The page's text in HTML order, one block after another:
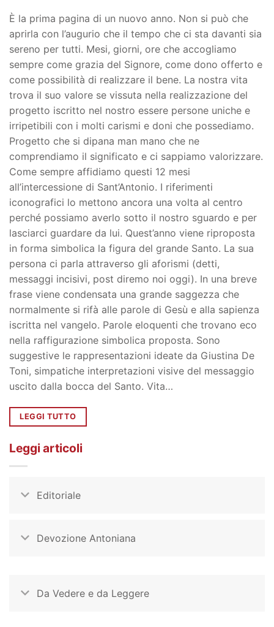
È la prima pagina di un nuovo anno. Non si può che
aprirla con l’augurio che il tempo che ci sta davanti sia
sereno per tutti. Mesi, giorni, ore che accogliamo
sempre come grazia del Signore, come dono offerto e
come possibilità di realizzare il bene. La nostra vita
trova il suo valore se vissuta nella realizzazione del
progetto iscritto nel nostro essere persone uniche e
irripetibili con i molti carismi e doni che possediamo.
Progetto che si dipana man mano che ne
comprendiamo il significato e ci sappiamo valorizzare.
Come sempre affidiamo questi 12 mesi
all’intercessione di Sant’Antonio. I riferimenti
iconografici lo mettono ancora una volta al centro
perché possiamo averlo sotto il nostro sguardo e per
lasciarci guardare da lui. Quest’anno viene riproposta
in forma simbolica la figura del grande Santo. La sua
persona ci parla attraverso gli aforismi (detti,
messaggi incisivi, post diremo noi oggi). In una breve
frase viene condensata una grande saggezza che
normalmente si rifà alle parole di Gesù e alla sapienza
iscritta nel vangelo. Parole eloquenti che trovano eco
nella raffigurazione simbolica proposta. Sono
suggestive le rappresentazioni ideate da Giustina De
Toni, simpatiche interpretazioni visive del messaggio
uscito dalla bocca del Santo. Vita…
LEGGI TUTTO
Leggi articoli
Editoriale
Devozione Antoniana
Da Vedere e da Leggere